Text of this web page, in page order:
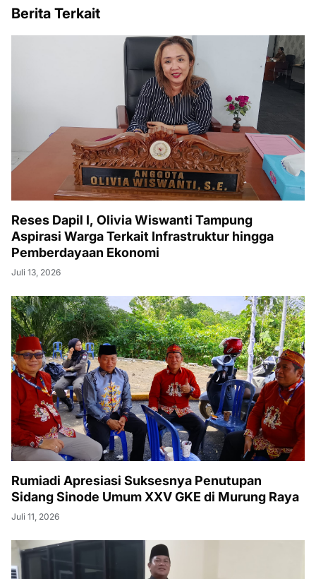
Berita Terkait
Reses Dapil I, Olivia Wiswanti Tampung
Aspirasi Warga Terkait Infrastruktur hingga
Pemberdayaan Ekonomi
Juli 13, 2026
Rumiadi Apresiasi Suksesnya Penutupan
Sidang Sinode Umum XXV GKE di Murung Raya
Juli 11, 2026